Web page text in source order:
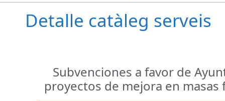
Detalle catàleg serveis
Subvenciones a favor de
proyectos de mejora en